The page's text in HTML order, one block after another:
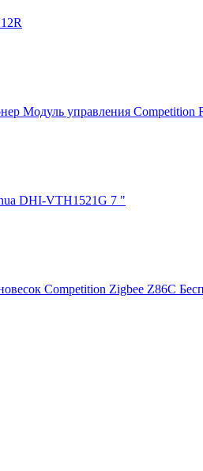
Модуль управления Competition
DHI-VTH1521G 7 "